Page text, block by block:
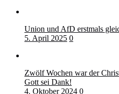
Union und AfD erstmals
5. April 2025 0
Zwölf Wochen war der
Gott sei Dank!
4. Oktober 2024 0